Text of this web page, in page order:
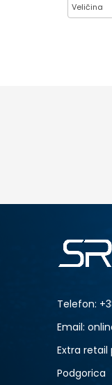
Veličina
Telefon:
Email:
Extra retail
Podgorica